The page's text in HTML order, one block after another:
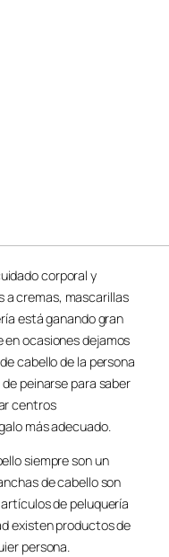
corporal y
a cremas, mascarillas
está ganando gran
en ocasiones dejamos
cabello de la persona
peinarse para saber
centros
más adecuado.
siempre son un
de cabello son
de peluquería
existen productos de
persona.